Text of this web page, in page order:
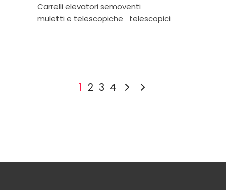
Carrelli elevatori semoventi
muletti e telescopiche
telescopici
1 2 3 4